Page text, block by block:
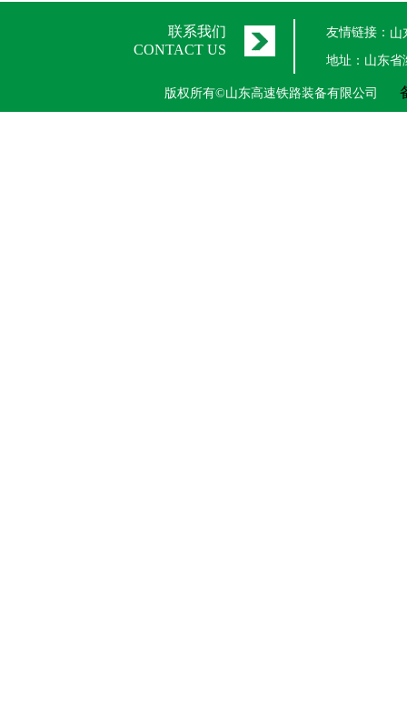
联系我们
CONTACT US
友情链接： 山
地址：山东省
版权所有©山东高速铁路装备有限公司